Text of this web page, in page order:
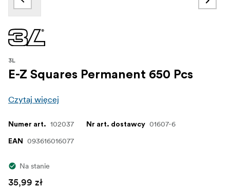
3L
E-Z Squares Permanent 650 Pcs
Czytaj więcej
Numer art. 102037 Nr art. dostawcy 01607-6
EAN 093616016077
Na stanie
35,99 zł